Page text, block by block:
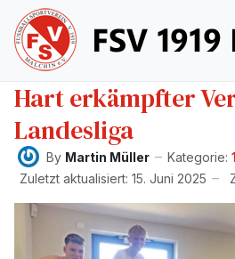
Hart erkämpfter
Landesliga
By Martin Müller Kategorie:
Zuletzt aktualisiert: 15. Juni 2025